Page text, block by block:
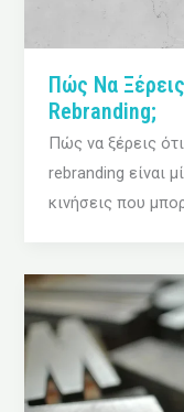
Πώς Να
Rebranding;
Πώς να ξέρεις
rebranding είναι
κινήσεις που